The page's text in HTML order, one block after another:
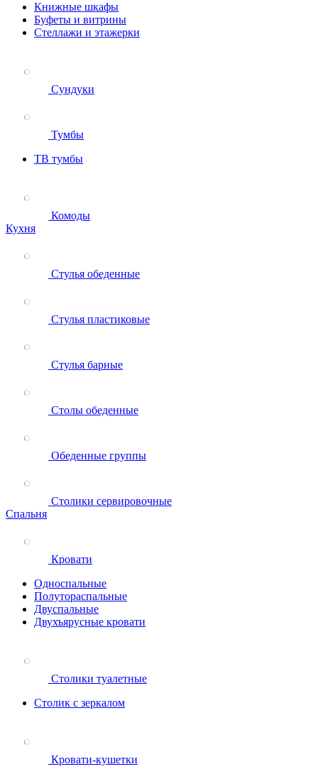
Книжные шкафы
Буфеты и витрины
Стеллажи и этажерки
Сундуки
Тумбы
ТВ тумбы
Комоды
Кухня
Стулья обеденные
Стулья пластиковые
Стулья барные
Столы обеденные
Обеденные группы
Столики сервировочные
Спальня
Кровати
Односпальные
Полутораспальные
Двуспальные
Двухъярусные кровати
Столики туалетные
Столик с зеркалом
Кровати-кушетки